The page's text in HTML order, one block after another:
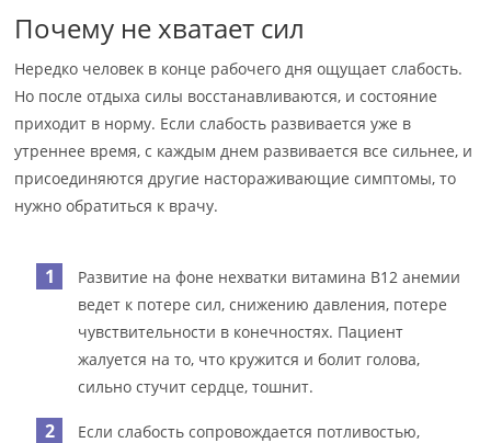
Почему не хватает сил
Нередко человек в конце рабочего дня ощущает слабость.
Но после отдыха силы восстанавливаются, и состояние
приходит в норму. Если слабость развивается уже в
утреннее время, с каждым днем развивается все сильнее, и
присоединяются другие настораживающие симптомы, то
нужно обратиться к врачу.
Развитие на фоне нехватки витамина В12 анемии
ведет к потере сил, снижению давления, потере
чувствительности в конечностях. Пациент
жалуется на то, что кружится и болит голова,
сильно стучит сердце, тошнит.
Если слабость сопровождается потливостью,